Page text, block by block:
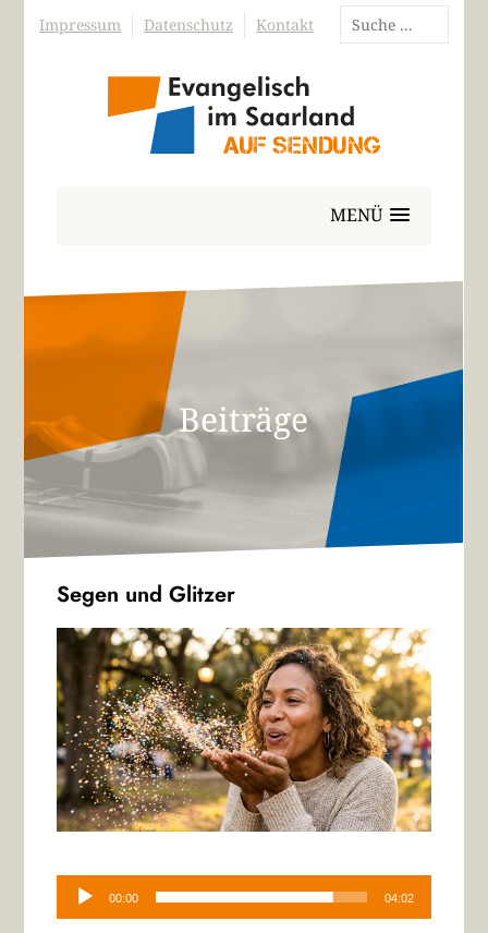
Impressum Datenschutz Kontakt
MENÜ
Beiträge
Segen und Glitzer
Audio-
00:00 04:02